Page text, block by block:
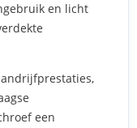
en licht
een